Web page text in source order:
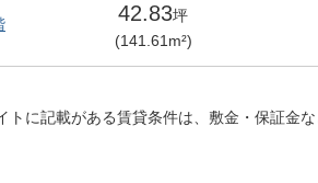
42.83坪
(141.61 m²)
トに記載がある賃貸条件は、敷金・保証金